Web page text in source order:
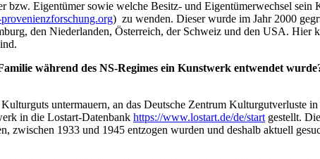
Eigentümer sowie welche Besitz- und Eigentümerwechsel
) zu wenden. Dieser wurde im Jahr 2000
den Niederlanden, Österreich, der Schweiz und den USA. Hier
während des NS-Regimes ein Kunstwerk entwendet
untermauern, an das Deutsche Zentrum Kulturgutverluste
in die Lostart-Datenbank https://www.lostart.de/de/start gestellt.
1933 und 1945 entzogen wurden und deshalb aktuell